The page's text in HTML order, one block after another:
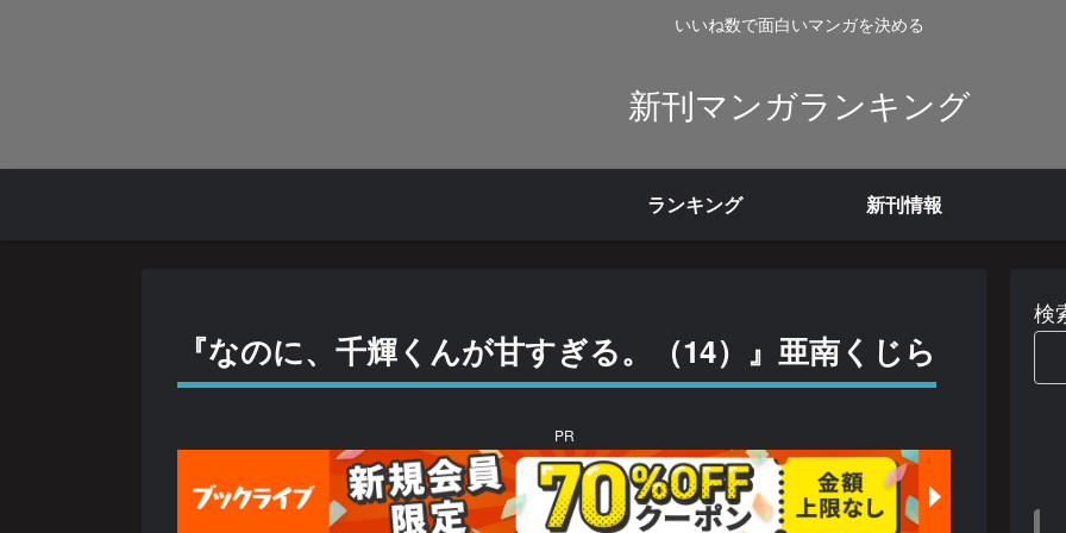
いいね数で面白いマンガを決める
新刊マンガランキング
ランキング 新刊情報
『なのに、千輝くんが甘すぎる。（14）』亜南くじら
PR
検